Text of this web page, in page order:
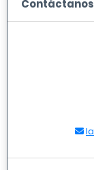
Contáctanos